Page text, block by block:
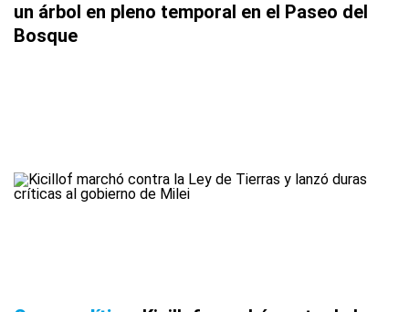
un árbol en pleno temporal en el Paseo del
Bosque